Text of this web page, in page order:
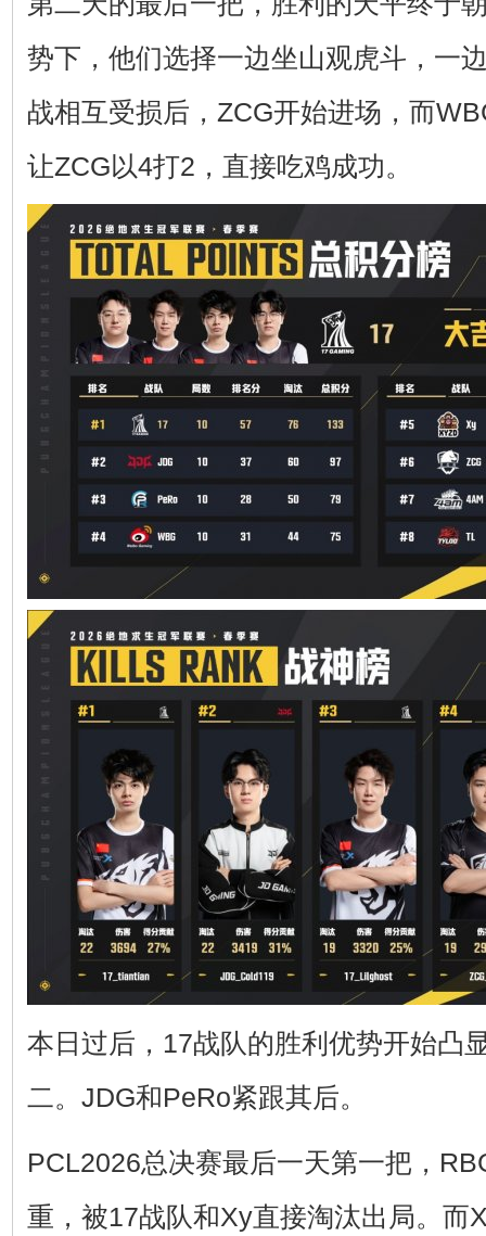
势下，他们选择一边坐山观虎斗，一
战相互受损后，ZCG开始进场，而
让ZCG以4打2，直接吃鸡成功。
本日过后，17战队的胜利优势开始凸
二。JDG和PeRo紧跟其后。
PCL2026总决赛最后一天第一把，
重，被17战队和Xy直接淘汰出局。而